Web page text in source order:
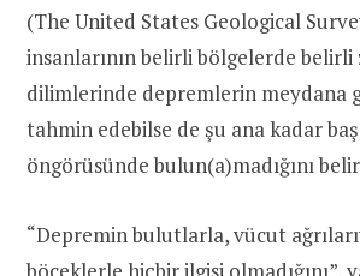
(The United States Geological
insanlarının belirli bölgelerde belirli
dilimlerinde depremlerin meydana
tahmin edebilse de şu ana kadar
öngörüsünde bulun(a)madığını
“Depremin bulutlarla, vücut
böceklerle hiçbir ilgisi olmadığını”,